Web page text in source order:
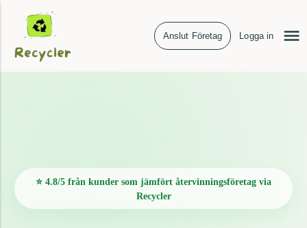
Anslut Företag Logga in
⭐ 4.8/5 från kunder som jämfört återvinningsföretag via
Recycler